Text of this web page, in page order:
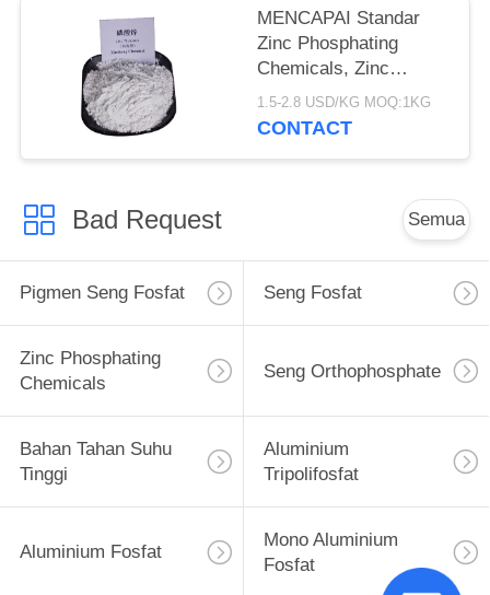
MENCAPAI Standar
Zinc Phosphating
Chemicals, Zinc
Phosphate Corrosion
Inhibitor
1.5-2.8 USD/KG MOQ:1KG
CONTACT
Bad Request Semua
Pigmen Seng Fosfat Seng Fosfat
Zinc Phosphating
Chemicals
Seng Orthophosphate
Bahan Tahan Suhu
Tinggi
Aluminium
Tripolifosfat
Aluminium Fosfat
Mono Aluminium
Fosfat